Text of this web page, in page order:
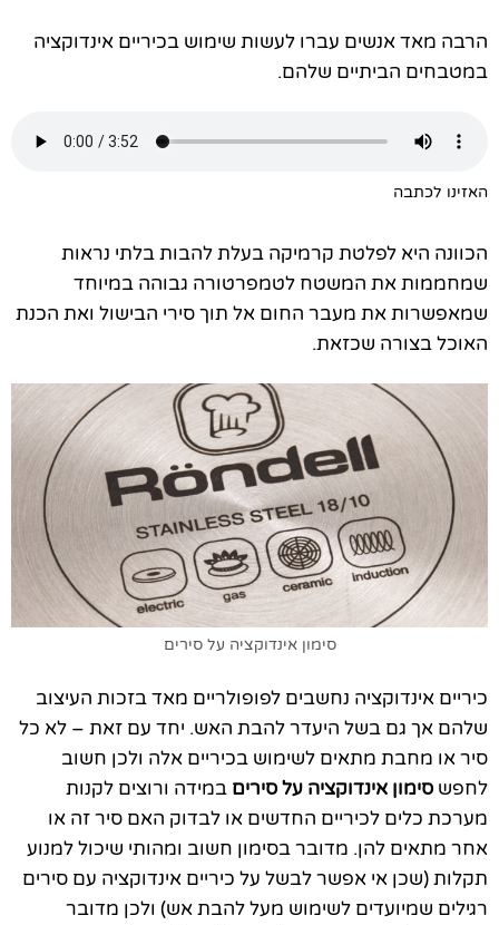
הרבה מאד אנשים עברו לעשות שימוש בכיריים אינדוקציה
במטבחים הביתיים שלהם.
האזינו לכתבה
הכוונה היא לפלטת קרמיקה בעלת להבות בלתי נראות
שמחממות את המשטח לטמפרטורה גבוהה במיוחד
שמאפשרות את מעבר החום אל תוך סירי הבישול ואת הכנת
האוכל בצורה שכזאת.
סימון אינדוקציה על סירים
כיריים אינדוקציה נחשבים לפופולריים מאד בזכות העיצוב
שלהם אך גם בשל היעדר להבת האש. יחד עם זאת – לא כל
סיר או מחבת מתאים לשימוש בכיריים אלה ולכן חשוב
לחפש סימון אינדוקציה על סירים במידה ורוצים לקנות
מערכת כלים לכיריים החדשים או לבדוק האם סיר זה או
אחר מתאים להן. מדובר בסימון חשוב ומהותי שיכול למנוע
תקלות (שכן אי אפשר לבשל על כיריים אינדוקציה עם סירים
רגילים שמיועדים לשימוש מעל להבת אש) ולכן מדובר